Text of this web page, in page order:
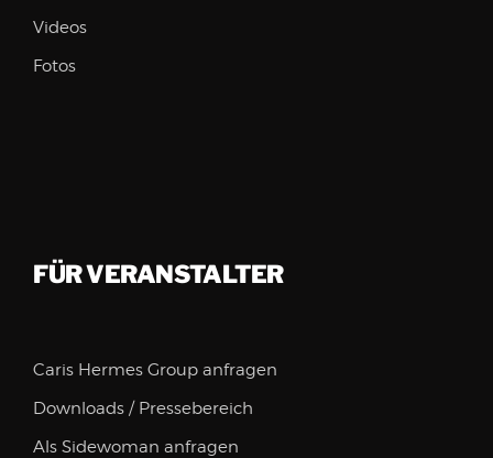
Videos
Fotos
FÜR VERANSTALTER
Caris Hermes Group anfragen
Downloads / Pressebereich
Als Sidewoman anfragen